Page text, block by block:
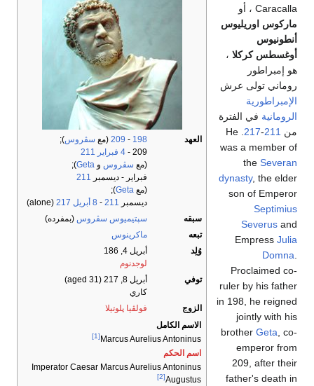
العهد 198
-
209 (مع سڤروس);
209 -
4 فبراير
211
(مع سڤروس و Geta
);
فبراير - ديسمبر 211
(مع Geta
);
ديسمبر 211
- 8 أبريل 217
(alone)
سبقه
سپتيميوس سڤروس (بمفرده)
تبعه
ماكرينوس
وُلِد
أبريل 4, 186
لوجدنوم
توفي
أبريل 8, 217
(aged 31)
كاري
الزوج
فولڤيا پلوتيلا
الاسم الكامل
Marcus Aurelius Antoninus
[1]
اسم الحكم
Imperator Caesar Marcus Aurelius Antoninus
Augustus
[2]
Caracalla ، أو
ماركوس اوريليوس
أنطونيوس
أوغسطس كركلا ،
هو إمبراطور
روماني تولى عرش
الإمبراطورية
الرومانية في الفترة
من 211
-
217
. He
was a member of
the Severan
dynasty, the elder
son of Emperor
Septimius
Severus and
Empress Julia
Domna
Proclaimed co-
ruler by his father
in 198, he reigned
jointly with his
brother Geta , co-
emperor from
209, after their
father's death in